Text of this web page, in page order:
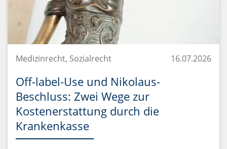
Medizinrecht, Sozialrecht 16.07.2026
Off-label-Use und Nikolaus-
Beschluss: Zwei Wege zur
Kostenerstattung durch die
Krankenkasse